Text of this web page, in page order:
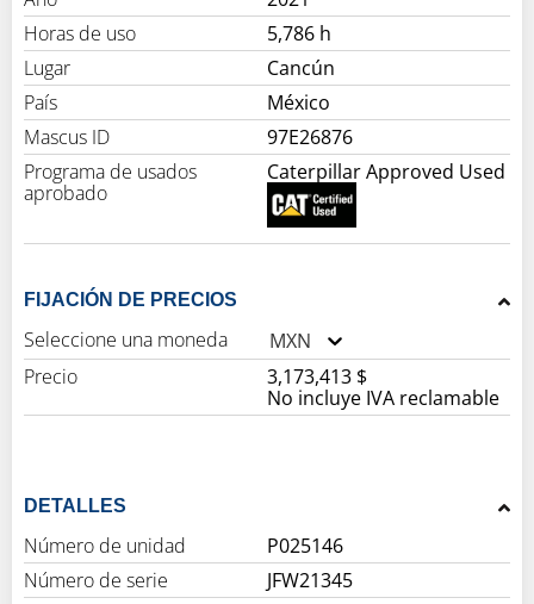
Horas de uso
5,786 h
Lugar
Cancún
País
México
Mascus ID
97E26876
Programa de usados
aprobado
Caterpillar Approved Used
FIJACIÓN DE PRECIOS
Seleccione una moneda
MXN
Precio
3,173,413 $
No incluye IVA reclamable
DETALLES
Número de unidad
P025146
Número de serie
JFW21345